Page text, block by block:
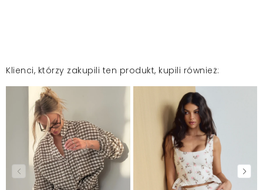
Klienci, którzy zakupili ten produkt, kupili również: